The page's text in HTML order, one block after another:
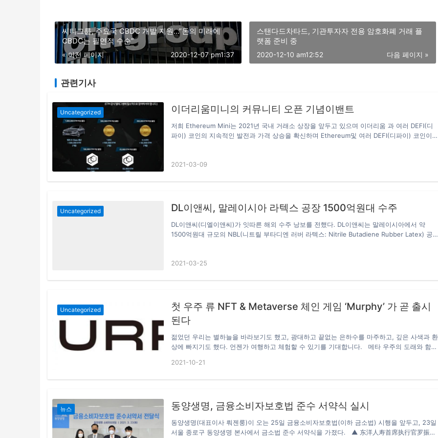
씨티그룹, 주요국 CBDC 개발 지원…”돈의 미래에
CBDC는 필연적 수순”
« 이전 페이지 2020-12-07 pm1:37
스탠다드차타드, 기관투자자 전용 암호화폐 거래 플
랫폼 준비 중
다음 페이지 »
2020-12-10 am12:52
관련기사
Uncategorized 이더리움미니의 커뮤니티 오픈 기념이밴트
저희 Ethereum Mini는 2021년 국내 거래소 상장을 앞두고 있으며 이더리움 과 여러 DEFI(디
파이) 코인의 지속적인 발전과 가격 상승을 확신하며 Ethereum및 여러 DEFI(디파이) 코인이
시작 ! 이더리움미니의 커뮤니티 오픈 기념이밴트 총 100,000 ETM 에어드랍 진행 (상장가 기
이상의 예상 수익률) 이더리움 미니(ETM) 구매방법은 홈페이지를 통해 구매 가능합니다. 이더
하십니다. 3월23일11시59분에 마감되며 그전 판매물량이 조기마감되어도…
2021-03-09
Uncategorized DL이앤씨, 말레이시아 라텍스 공장 1500억원대 수주
DL이앤씨(디엘이앤씨)가 잇따른 해외 수주 낭보를 전했다. DL이앤씨는 말레이시아에서 약
1500억원대 규모의 NBL(니트릴 부타디엔 러버 라텍스: Nitrile Butadiene Rubber Latex) 공
규모의 해외 플랜트 수주를 기록한 셈이다. 이번 사업은 LG화학과 말레이시아 페트로나스 케미
다. NBL은 부타디엔을 주원료로 하는 합성고무 소재로 의료용 장갑을 비롯한 다양한 용도로 활
2021-03-25
Uncategorized
첫 우주 류 NFT & Metaverse 체인 게임 ‘Murphy’ 가 곧 출시
된다
젊었던 우리는 별하늘을 바라보기도 했고, 광대하고 끝없는 은하수를 마주하고, 깊은 사색과 환
상에 빠지기도 했다. 언젠가 여행하고 체험할 수 있기를 기대합니다. 메타 우주의 도래와 함께
미팅(Crypto Fans Meeting)’은 블록체인 상에서 작동하는 최초의 메타 우주 게임인 ‘머피
서 멋진 메타 우주의…
2021-10-21
뉴스 동양생명, 금융소비자보호법 준수 서약식 실시
동양생명(대표이사 뤄젠룽)이 오는 25일 금융소비자보호법(이하 금소법) 시행을 앞두고, 23일
서울 종로구 동양생명 본사에서 금소법 준수 서약식을 가졌다. ▲ 东洋人寿首席执行官罗振龙